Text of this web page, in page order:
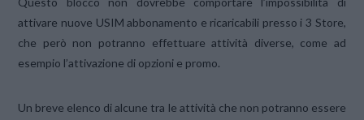
attivare nuove USIM abbonamento e ricaricabili presso i 3 Store,
che però non potranno effettuare attività diverse, come ad
esempio l’attivazione di opzioni e promo.
Un breve elenco di alcune tra le attività che non potranno essere